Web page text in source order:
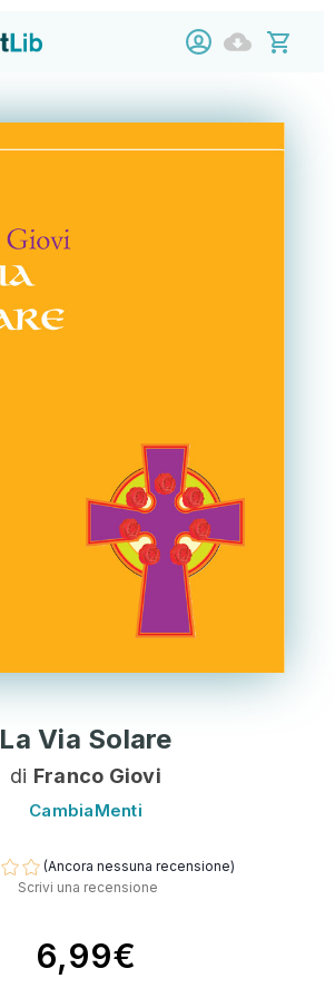
La Via Solare
di Franco Giovi
CambiaMenti
(Ancora nessuna recensione)
Scrivi una recensione
6,99€